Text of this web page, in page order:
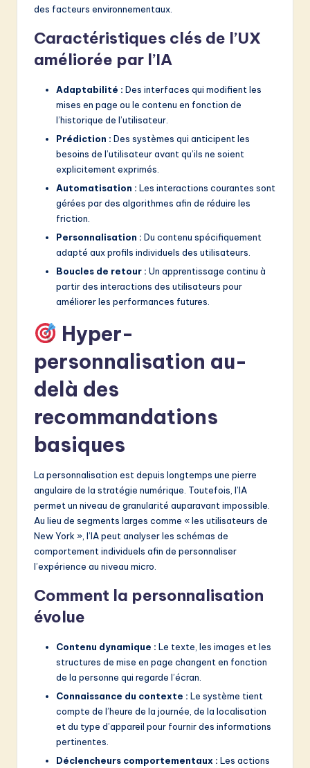
des facteurs environnementaux.
Caractéristiques clés de l’UX
améliorée par l’IA
Adaptabilité : Des interfaces qui modifient les
mises en page ou le contenu en fonction de
l’historique de l’utilisateur.
Prédiction : Des systèmes qui anticipent les
besoins de l’utilisateur avant qu’ils ne soient
explicitement exprimés.
Automatisation : Les interactions courantes sont
gérées par des algorithmes afin de réduire les
friction.
Personnalisation : Du contenu spécifiquement
adapté aux profils individuels des utilisateurs.
Boucles de retour : Un apprentissage continu à
partir des interactions des utilisateurs pour
améliorer les performances futures.
Hyper-
personnalisation au-
delà des
recommandations
basiques
La personnalisation est depuis longtemps une pierre
angulaire de la stratégie numérique. Toutefois, l’IA
permet un niveau de granularité auparavant impossible.
Au lieu de segments larges comme « les utilisateurs de
New York », l’IA peut analyser les schémas de
comportement individuels afin de personnaliser
l’expérience au niveau micro.
Comment la personnalisation
évolue
Contenu dynamique : Le texte, les images et les
structures de mise en page changent en fonction
de la personne qui regarde l’écran.
Connaissance du contexte : Le système tient
compte de l’heure de la journée, de la localisation
et du type d’appareil pour fournir des informations
pertinentes.
Déclencheurs comportementaux : Les actions